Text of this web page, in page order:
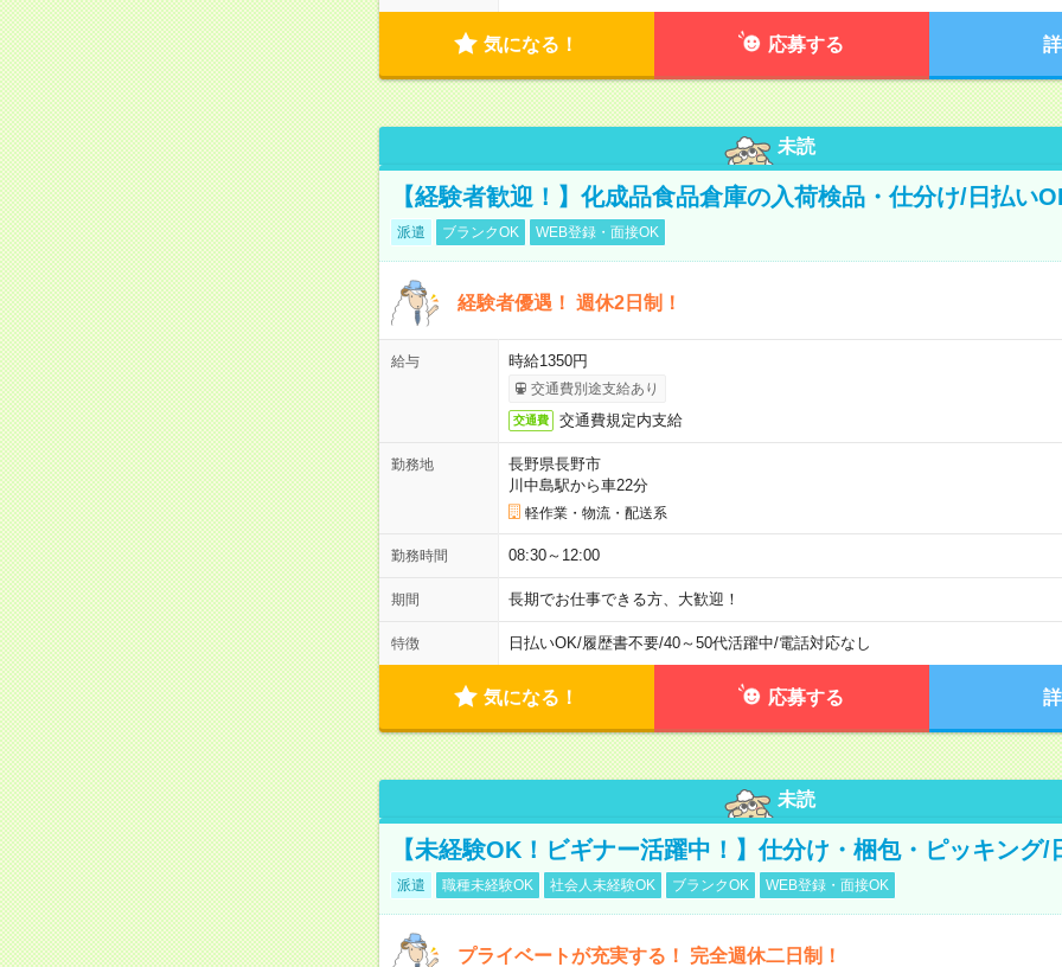
気になる！ 応募する
未読
【経験者歓迎！】化成品食品倉庫の入荷検品・仕分け/日払い
派遣 ブランクOK WEB登録・面接OK
経験者優遇！ 週休2日制！
給与 時給1350円
交通費別途支給あり
交通費 交通費規定内支給
勤務地
長野県長野市
川中島駅から車22分
軽作業・物流・配送系
勤務時間 08:30～12:00
期間 長期でお仕事できる方、大歓迎！
特徴 日払いOK/履歴書不要/40～50代活躍中/電話対応なし
気になる！ 応募する
未読
【未経験OK！ビギナー活躍中！】仕分け・梱包・ピッキング/
派遣 職種未経験OK 社会人未経験OK ブランクOK WEB登録・面接OK
プライベートが充実する！ 完全週休二日制！